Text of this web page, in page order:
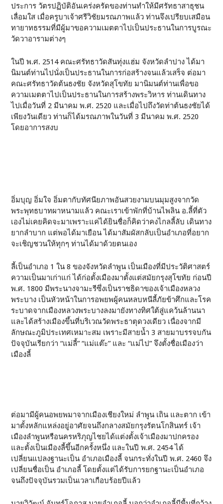
ประการ วัตรปฏิบัติอันเคร่งครัดของท่านทำให้มีศรัทธาสาธุชน
เลื่อมใส เมื่อครูบาเจ้าศรีวิชัยมรณภาพแล้ว ท่านจึงเปรียบเสมือน
ทายาทธรรมที่มีผู้มาขอความเมตตาไปเป็นประธานในการบูรณะ
วัดวาอารามต่างๆ
ในปี พ.ศ. 2514 คณะศรัทธาวัดสันทุ่งแฮ่ม จังหวัดลำปาง ได้มา
นิมนต์ท่านไปนั่งเป็นประธานในการก่อสร้างจนแล้วเสร็จ ต่อมา
คณะศรัทธาวัดต้นธงชัย จังหวัดสุโขทัย มานิมนต์ท่านเพื่อขอ
ความเมตตาไปเป็นประธานในการสร้างพระวิหาร ท่านเดินทาง
ไปเมื่อวันที่ 2 มีนาคม พ.ศ. 2520 และเมื่อไปถึงวัดท่าต้นธงชัยได้
เพียงวันเดียว ท่านก็ได้มรณภาพในวันที่ 3 มีนาคม พ.ศ. 2520
โดยอาการสงบ
อิ่มบุญ อิ่มใจ อิ่มตากับทัศนียภาพอันสวยงามบนมุมสูงจากวัด
พระพุทธบาทผาหนามแล้ว คณะเราเข้าพักที่บ้านไพลิน อ.ลี้ที่ตัว
เองไม่เคยคิดจะมาเพราะแค่ได้ยินชื่อก็คิดว่าคงไกลลี้ลับ เดินทาง
ยากลำบาก แต่พอได้มาเยือน ได้มาสัมผัสกลับเป็นอำเภอที่อยาก
จะเชิญชวนให้ทุกๆ ท่านได้มาด้วยตนเอง
ลี้เป็นอำเภอ 1 ใน 8 ของจังหวัดลำพูน เป็นเมืองที่มีประวัติศาสตร์
ความเป็นมาเก่าแก่ ได้ก่อตั้งเมืองมาตั้งแต่สมัยกรุงสุโขทัย ก่อนปี
พ.ศ. 1800 มีพระนางจามะรีซึ่งเป็นราชธิดาของเจ้าเมืองหลวง
พระบาง เป็นหัวหน้าในการอพยพผู้คนหลบหนีลี้ภัยข้าศึกและโรค
ระบาดจากเมืองหลวงพระบางลงมายังทางทิศใต้สู่แคว้นล้านนา
และได้สร้างเมืองขึ้นที่บริเวณวัดพระธาตุดวงเดียว เนื่องจากมี
ลักษณะภูมิประเทศเหมาะสม เพราะมีสายน้ำ 3 สายมาบรรจบกัน
ปัจจุบันเรียกว่า “แม่ลี้” “แม่แต๊ะ” และ “แม่ไป” จึงตั้งชื่อเมืองว่า
เมืองลี้
ต่อมามีผู้คนอพยพมาจากเมืองเชียงใหม่ ลำพูน เถิน และตาก เข้า
มาตั้งหลักแหล่งอยู่อาศัยจนถึงกลางสมัยกรุงรัตนโกสินทร์ เจ้า
เมืองลำพูนหรือนครหริภุญไชยได้แต่งตั้งเจ้าเมืองมาปกครอง
และตั้งเป็นเมืองลี้ขึ้นอีกครั้งหนึ่ง และในปี พ.ศ. 2454 ได้
เปลี่ยนแปลงฐานะเป็น อำเภอเมืองลี้ จนกระทั่งในปี พ.ศ. 2460 จึง
เปลี่ยนชื่อเป็น อำเภอลี้ โดยตั้งแต่ได้รับการยกฐานะเป็นอำเภอ
จนถึงปัจจุบันรวมเป็นเวลาเกือบร้อยปีแล้ว